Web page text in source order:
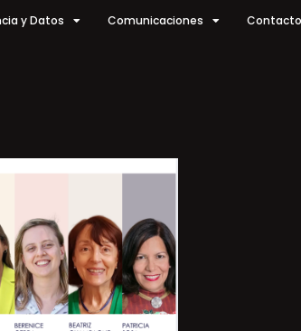
y Datos Comunicaciones Contacto